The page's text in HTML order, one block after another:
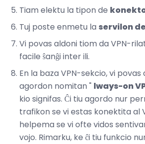
Tiam elektu la tipon de
Tuj poste enmetu la servilon de
Vi povas aldoni tiom da VPN-
facile ŝanĝi inter ili.
En la baza VPN-sekcio, vi
agordon nomitan " lways-on
kio signifas. Ĉi tiu agordo nur
trafikon se vi estas konektita al
helpema se vi ofte vidos
vojo. Rimarku, ke ĉi tiu funkcio